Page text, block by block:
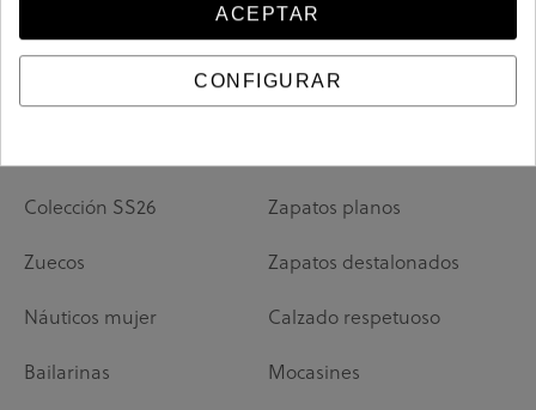
Descubre las mejores categorías de zapatos
Colección SS26 Zapatos planos
Zuecos Zapatos destalonados
Náuticos mujer Calzado respetuoso
Bailarinas Mocasines
ACEPTAR
CONFIGURAR